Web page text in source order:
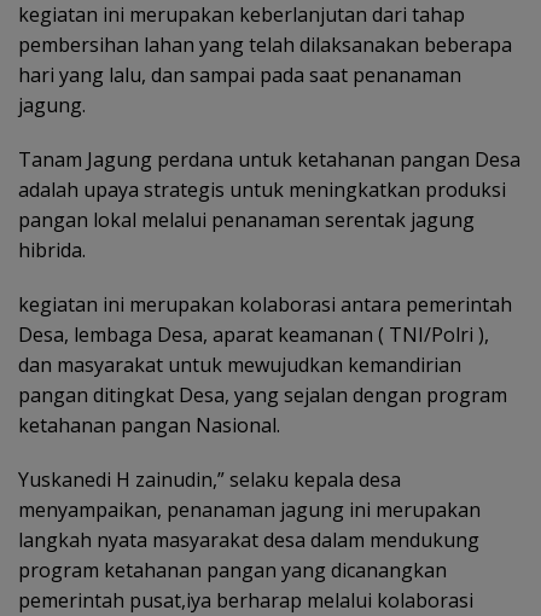
kegiatan ini merupakan keberlanjutan dari tahap
pembersihan lahan yang telah dilaksanakan beberapa
hari yang lalu, dan sampai pada saat penanaman
jagung.
Tanam Jagung perdana untuk ketahanan pangan Desa
adalah upaya strategis untuk meningkatkan produksi
pangan lokal melalui penanaman serentak jagung
hibrida.
kegiatan ini merupakan kolaborasi antara pemerintah
Desa, lembaga Desa, aparat keamanan ( TNI/Polri ),
dan masyarakat untuk mewujudkan kemandirian
pangan ditingkat Desa, yang sejalan dengan program
ketahanan pangan Nasional.
Yuskanedi H zainudin,” selaku kepala desa
menyampaikan, penanaman jagung ini merupakan
langkah nyata masyarakat desa dalam mendukung
program ketahanan pangan yang dicanangkan
pemerintah pusat,iya berharap melalui kolaborasi